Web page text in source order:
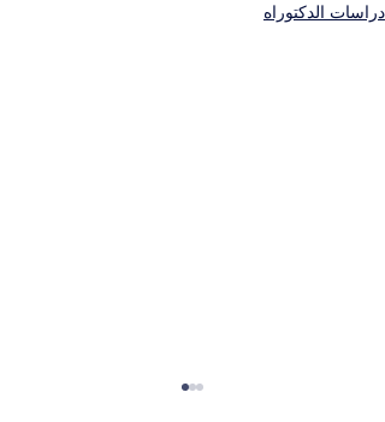
دراسات الدكتوراه